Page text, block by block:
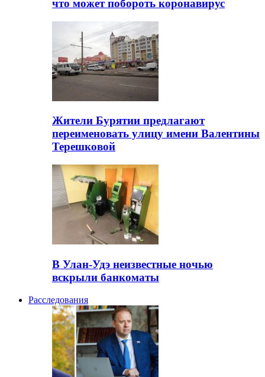
что может побороть коронавирус
Жители Бурятии предлагают
переименовать улицу имени Валентины
Терешковой
В Улан-Удэ неизвестные ночью
вскрыли банкоматы
Расследования